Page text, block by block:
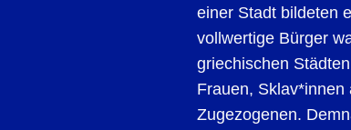
einer Stadt bildeten
vollwertige Bürger
griechischen
Frauen,
Zugezogenen.